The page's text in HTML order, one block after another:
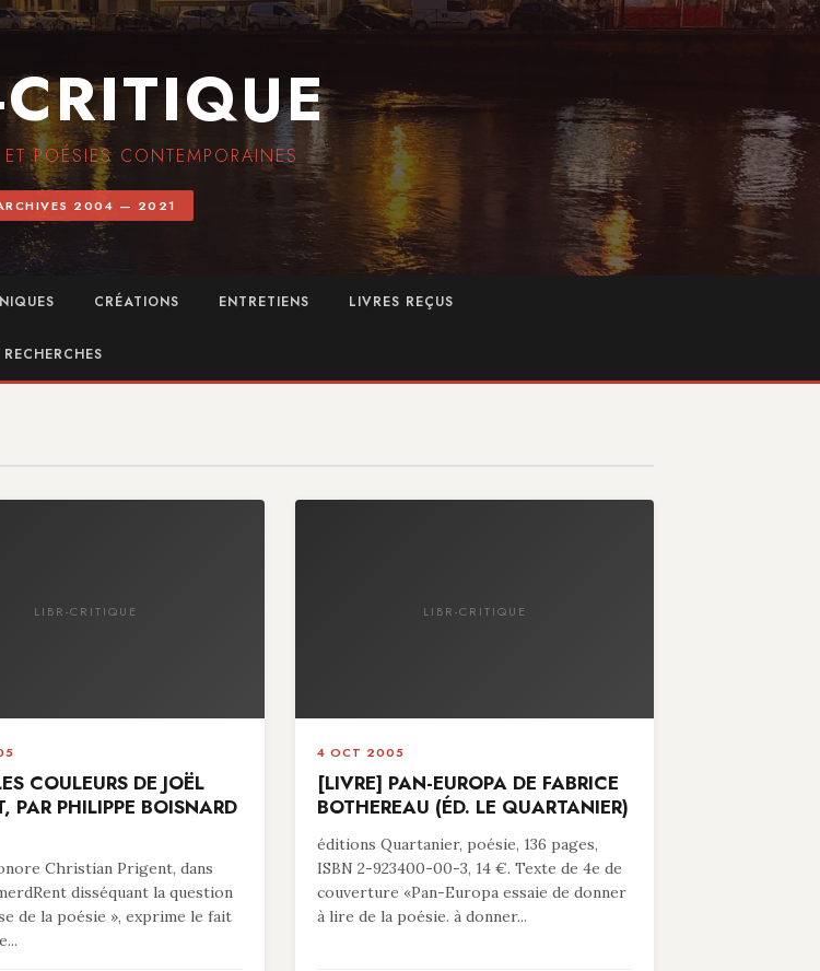
ET POÉSIES CONTEMPORAINES
2004 — 2021
CRÉATIONS ENTRETIENS LIVRES REÇUS
RECHERCHES
LIBR-CRITIQUE
COULEURS DE JOËL
PAR PHILIPPE BOISNARD
Christian Prigent, dans
disséquant la question
de la poésie », exprime le fait
LIBR-CRITIQUE
4 OCT 2005
[LIVRE] PAN-EUROPA DE FABRICE
BOTHEREAU (ÉD. LE QUARTANIER)
éditions Quartanier, poésie, 136 pages,
ISBN 2-923400-00-3, 14 €. Texte de 4e de
couverture «Pan-Europa essaie de donner
à lire de la poésie. à donner...